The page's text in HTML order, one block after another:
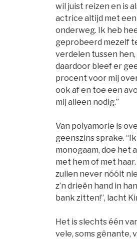
wil juist reizen en is
actrice altijd met
onderweg. Ik heb
geprobeerd mezelf
verdelen tussen hen,
daardoor bleef er
procent voor mij
ook af en toe een
mij alleen nodig.”
Van polyamorie is
geenszins sprake.
monogaam, doe het
met hem of met haar.
zullen never nóóit
z’n drieën hand in
bank zitten!”, lacht
Het is slechts één
vele, soms gênante,